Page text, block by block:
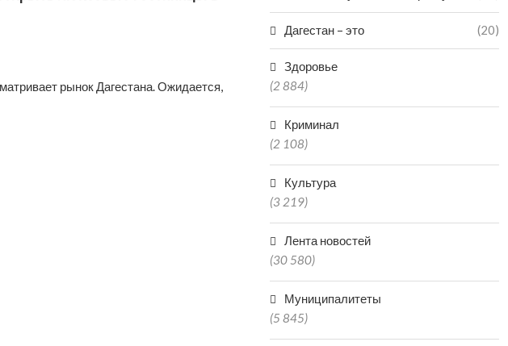
рынок Дагестана. Ожидается,
Дагестан – это (20)
Здоровье
(2 884)
Криминал
(2 108)
Культура
(3 219)
Лента новостей
(30 580)
Муниципалитеты
(5 845)